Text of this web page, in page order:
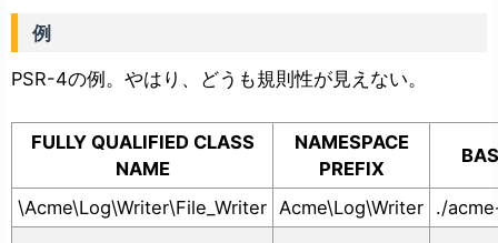
例
PSR-4の例。やはり、どうも規則性が見えない。
FULLY QUALIFIED CLASS
NAME
NAMESPACE
PREFIX
\Acme\Log\Writer\File_Writer Acme\Log\Writer ./